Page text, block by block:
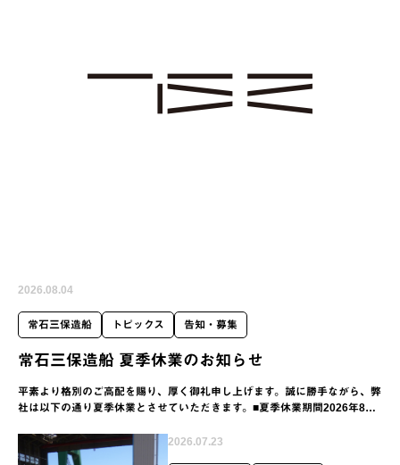
2026.08.04
常石三保造船 トピックス 告知・募集
常石三保造船 夏季休業のお知らせ
平素より格別のご高配を賜り、厚く御礼申し上げます。誠に勝手ながら、弊
社は以下の通り夏季休業とさせていただきます。■夏季休業期間2026年8月8
2026.07.23